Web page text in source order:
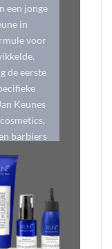
een jonge
in
voor
de eerste
Keunes
barbiers